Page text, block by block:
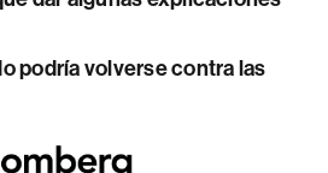
podría volverse contra las